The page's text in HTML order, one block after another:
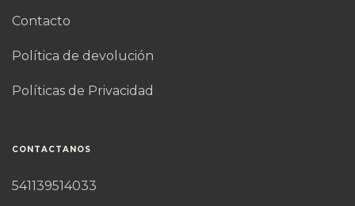
Contacto
Política de devolución
Políticas de Privacidad
CONTACTANOS
541139514033